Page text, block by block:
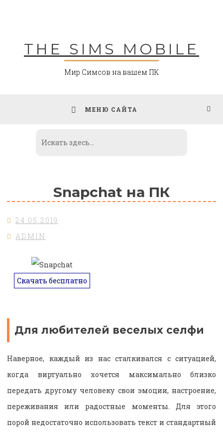
THE SIMS MOBILE
Мир Симсов на вашем ПК
МЕНЮ САЙТА
Snapchat на ПК
24.05.2019
ADMIN
Скачать бесплатно
Для любителей веселых селфи
Наверное, каждый из нас сталкивался с ситуацией,
когда виртуально хочется максимально близко
передать другому человеку свои эмоции, настроение,
переживания или радостные моменты. Для этого
порой недостаточно использовать текст и стандартный